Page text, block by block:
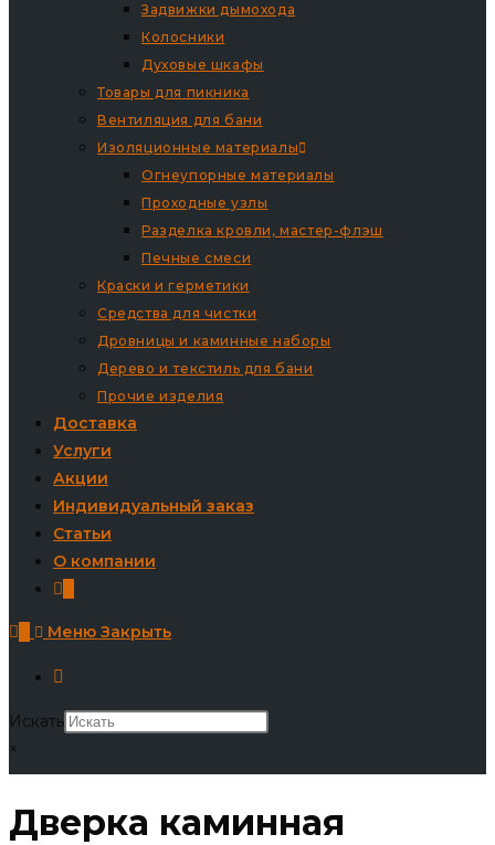
Задвижки дымохода
Колосники
Духовые шкафы
Товары для пикника
Вентиляция для бани
Изоляционные материалы
Огнеупорные материалы
Проходные узлы
Разделка кровли, мастер-флэш
Печные смеси
Краски и герметики
Средства для чистки
Дровницы и каминные наборы
Дерево и текстиль для бани
Прочие изделия
Доставка
Услуги
Акции
Индивидуальный заказ
Статьи
О компании
Меню Закрыть
Искать
×
Дверка каминная